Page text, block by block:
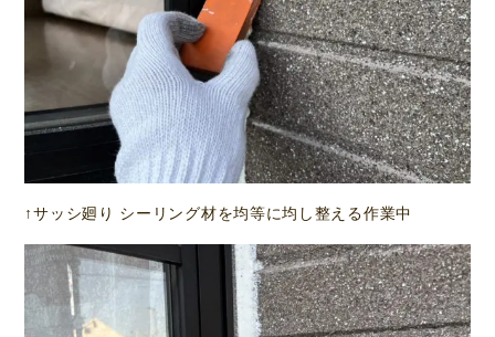
↑サッシ廻り シーリング材を均等に均し整える作業中